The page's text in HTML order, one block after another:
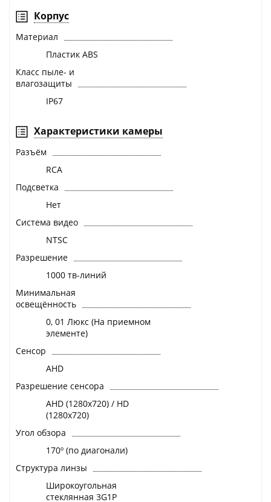
Корпус
Материал
Пластик ABS
Класс пыле- и
влагозащиты
IP67
Характеристики камеры
Разъём
RCA
Подсветка
Нет
Система видео
NTSC
Разрешение
1000 тв-линий
Минимальная
освещённость
0, 01 Люкс (На приемном
элементе)
Сенсор
AHD
Разрешение сенсора
AHD (1280x720) / HD
(1280x720)
Угол обзора
170º (по диагонали)
Структура линзы
Широкоугольная
стеклянная 3G1P